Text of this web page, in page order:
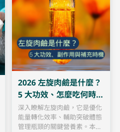
2026 左旋肉鹼是什麼？
5 大功效、怎麼吃何時
吃、有副作用嗎？
深入瞭解左旋肉鹼，它是優化
能量轉化效率、輔助突破體態
管理瓶頸的關鍵營養素。本攻